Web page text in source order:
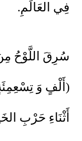
فِي العَالَمِ.
(أَلْفٍ وَ
أَثْنَاءِ حَرْبِ